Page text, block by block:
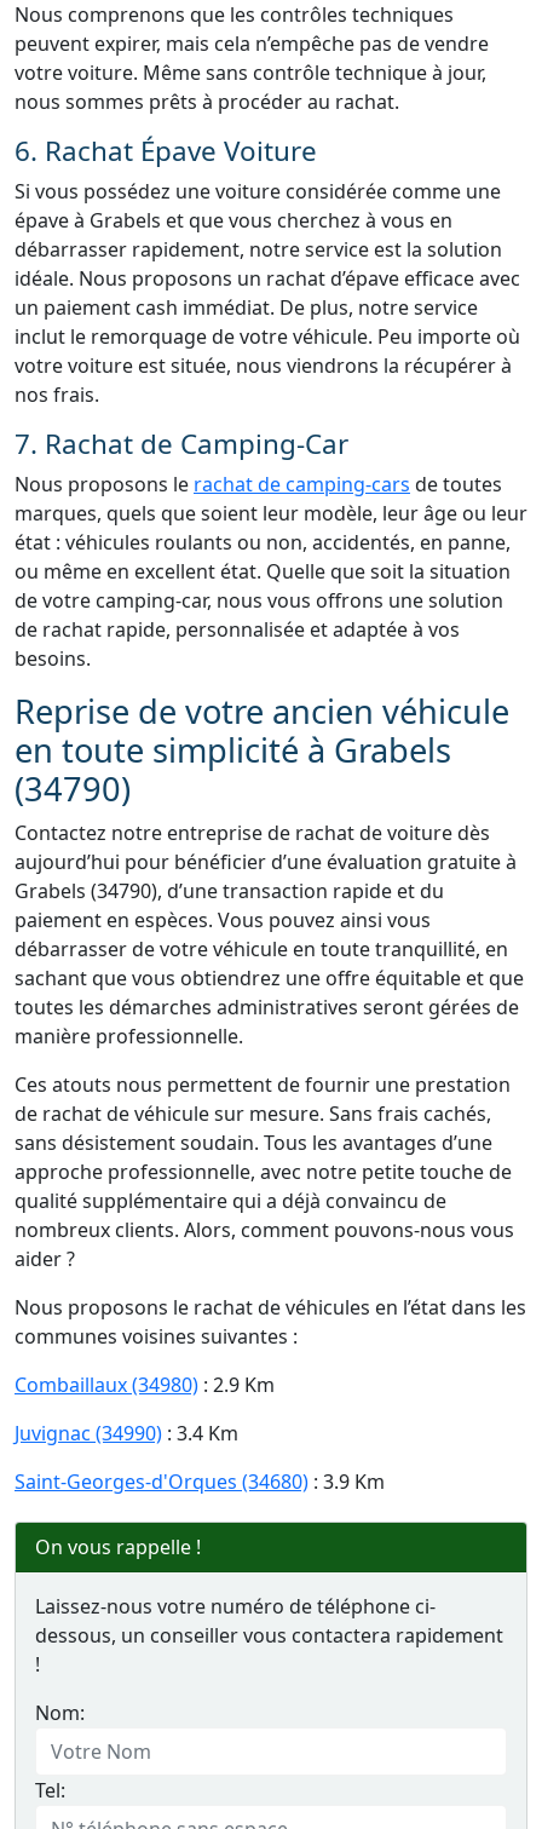
Nous comprenons que les contrôles techniques
peuvent expirer, mais cela n’empêche pas de vendre
votre voiture. Même sans contrôle technique à jour,
nous sommes prêts à procéder au rachat.
6. Rachat Épave Voiture
Si vous possédez une voiture considérée comme une
épave à Grabels et que vous cherchez à vous en
débarrasser rapidement, notre service est la solution
idéale. Nous proposons un rachat d’épave efficace avec
un paiement cash immédiat. De plus, notre service
inclut le remorquage de votre véhicule. Peu importe où
votre voiture est située, nous viendrons la récupérer à
nos frais.
7. Rachat de Camping-Car
Nous proposons le rachat de camping-cars de toutes
marques, quels que soient leur modèle, leur âge ou leur
état : véhicules roulants ou non, accidentés, en panne,
ou même en excellent état. Quelle que soit la situation
de votre camping-car, nous vous offrons une solution
de rachat rapide, personnalisée et adaptée à vos
besoins.
Reprise de votre ancien véhicule
en toute simplicité à Grabels
(34790)
Contactez notre entreprise de rachat de voiture dès
aujourd’hui pour bénéficier d’une évaluation gratuite à
Grabels (34790), d’une transaction rapide et du
paiement en espèces. Vous pouvez ainsi vous
débarrasser de votre véhicule en toute tranquillité, en
sachant que vous obtiendrez une offre équitable et que
toutes les démarches administratives seront gérées de
manière professionnelle.
Ces atouts nous permettent de fournir une prestation
de rachat de véhicule sur mesure. Sans frais cachés,
sans désistement soudain. Tous les avantages d’une
approche professionnelle, avec notre petite touche de
qualité supplémentaire qui a déjà convaincu de
nombreux clients. Alors, comment pouvons-nous vous
aider ?
Nous proposons le rachat de véhicules en l’état dans les
communes voisines suivantes :
Combaillaux (34980) : 2.9 Km
Juvignac (34990) : 3.4 Km
Saint-Georges-d'Orques (34680) : 3.9 Km
On vous rappelle !
Laissez-nous votre numéro de téléphone ci-
dessous, un conseiller vous contactera rapidement
!
Nom:
Tel: